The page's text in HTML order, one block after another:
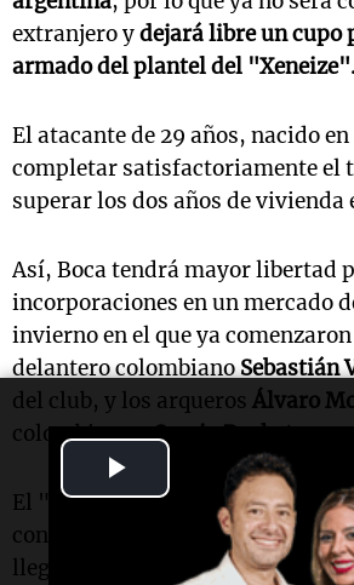
Video
extranjero ydejará libre un cupo
armado del plantel del "Xeneize".
El atacante de 29 años, nacido
completar satisfactoriamente el
superar los dos años de vivienda
Así, Boca tendrá mayor libertad
incorporaciones en un mercado
invierno en el que ya
delantero colombianoSebastián
del club, y los arqueros Álvaro
colombiano ySergio Rochet,
El "Xeneize" tuvo una buena
confirmarse que su delantero
llegó al club en febrero y